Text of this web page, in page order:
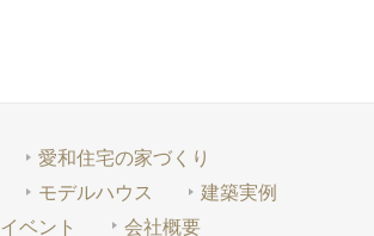
愛和住宅の家づくり
モデルハウス
建築実例
イベント
会社概要